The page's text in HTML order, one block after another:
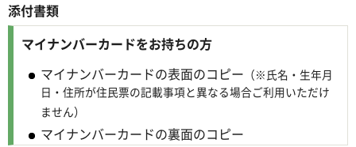
添付書類
マイナンバーカードをお持ちの方
マイナンバーカードの表面のコピー （※氏名・生年月
日・住所が住民票の記載事項と異なる場合ご利用いただけ
ません）
マイナンバーカードの裏面のコピー